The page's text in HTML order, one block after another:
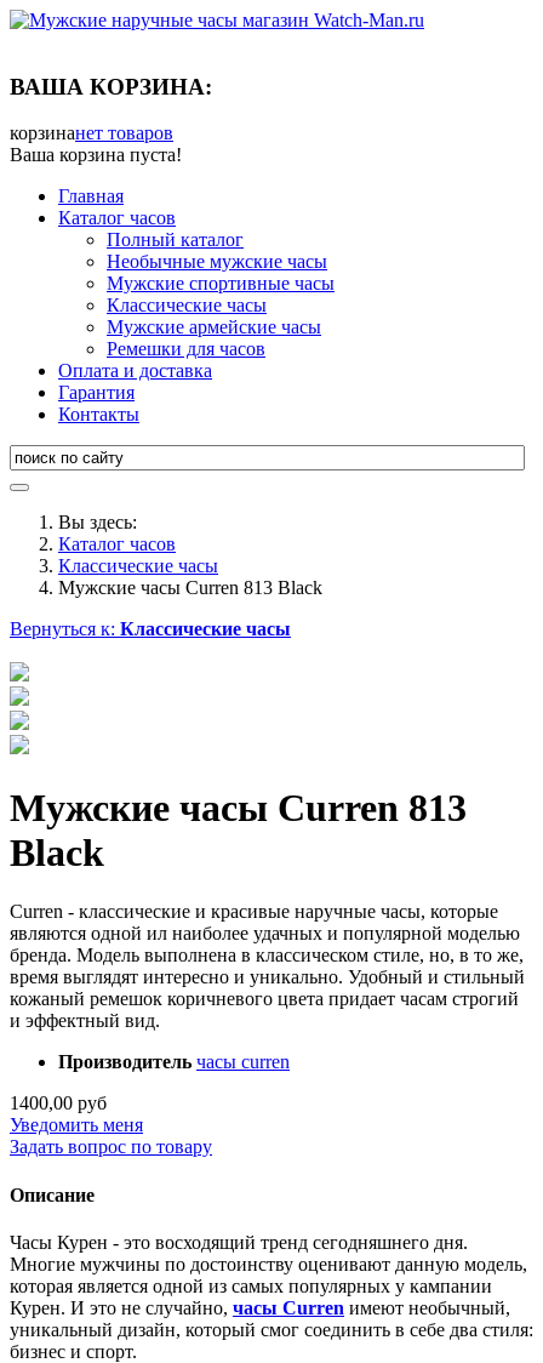
ВАША КОРЗИНА:
корзинанет товаров
Ваша корзина пуста!
Главная
Каталог часов
Полный каталог
Необычные мужские часы
Мужские спортивные часы
Классические часы
Мужские армейские часы
Ремешки для часов
Оплата и доставка
Гарантия
Контакты
Вы здесь:
Каталог часов
Классические часы
Мужские часы Curren 813 Black
Вернуться к: Классические часы
Мужские часы Curren 813
Black
Curren - классические и красивые наручные часы, которые
являются одной ил наиболее удачных и популярной моделью
бренда. Модель выполнена в классическом стиле, но, в то же,
время выглядят интересно и уникально. Удобный и стильный
кожаный ремешок коричневого цвета придает часам строгий
и эффектный вид.
Производитель часы curren
1400,00 руб
Уведомить меня
Задать вопрос по товару
Описание
Часы Курен - это восходящий тренд сегодняшнего дня.
Многие мужчины по достоинству оценивают данную модель,
которая является одной из самых популярных у кампании
Курен. И это не случайно, часы Curren имеют необычный,
уникальный дизайн, который смог соединить в себе два стиля:
бизнес и спорт.